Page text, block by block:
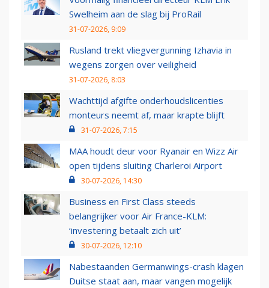
Swelheim aan de slag bij ProRail
31-07-2026, 9:09
Rusland trekt vliegvergunning Izhavia in
wegens zorgen over veiligheid
31-07-2026, 8:03
Wachttijd afgifte onderhoudslicenties
monteurs neemt af, maar krapte blijft
31-07-2026, 7:15
MAA houdt deur voor Ryanair en Wizz Air
open tijdens sluiting Charleroi Airport
30-07-2026, 14:30
Business en First Class steeds
belangrijker voor Air France-KLM:
‘investering betaalt zich uit’
30-07-2026, 12:10
Nabestaanden Germanwings-crash klagen
Duitse staat aan, maar vangen mogelijk